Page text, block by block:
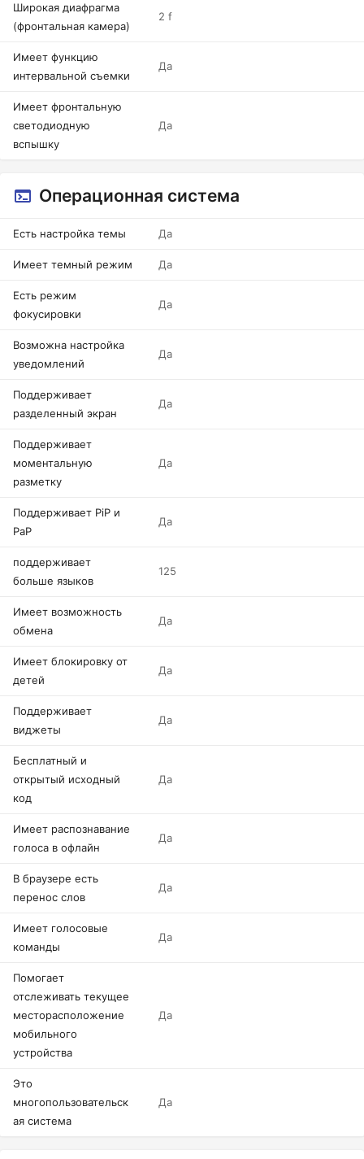
Широкая диафрагма
(фронтальная камера)
2 f
Имеет функцию
интервальной съемки
Да
Имеет фронтальную
светодиодную
вспышку
Да
Операционная система
Есть настройка темы Да
Имеет темный режим Да
Есть режим
фокусировки
Да
Возможна настройка
уведомлений
Да
Поддерживает
разделенный экран
Да
Поддерживает
моментальную
разметку
Да
Поддерживает PiP и
PaP
Да
поддерживает
больше языков
125
Имеет возможность
обмена
Да
Имеет блокировку от
детей
Да
Поддерживает
виджеты
Да
Бесплатный и
открытый исходный
код
Да
Имеет распознавание
голоса в офлайн
Да
В браузере есть
перенос слов
Да
Имеет голосовые
команды
Да
Помогает
отслеживать текущее
месторасположение
мобильного
устройства
Да
Это
многопользовательск
ая система
Да